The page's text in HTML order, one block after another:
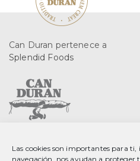
Las cookies son importantes para
navegación, nos ayudan a
Can Duran pertenece a
Splendid Foods
Barcelona, Spain